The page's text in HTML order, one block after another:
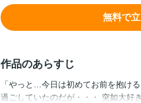
無料で
作品のあらすじ
「やっと…今日は初めてお前を抱け
過ごしていたのだが・・・ 突如大好